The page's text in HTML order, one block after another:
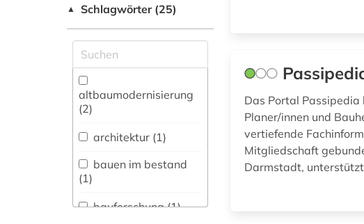
fachübergreifende
Allgemeine und
vergleichende Sprach-
und
Literaturwissenschaft.
Indogermanistik.
Sprachen und
Anglistik.
▲ Schlagwörter (25)
altbaumodernisierung
(2)
architektur (1)
bauen im bestand
(1)
bauforschung (1)
Das Portal
Planer/innen und
vertiefende
Mitgliedschaft
Darmstadt,